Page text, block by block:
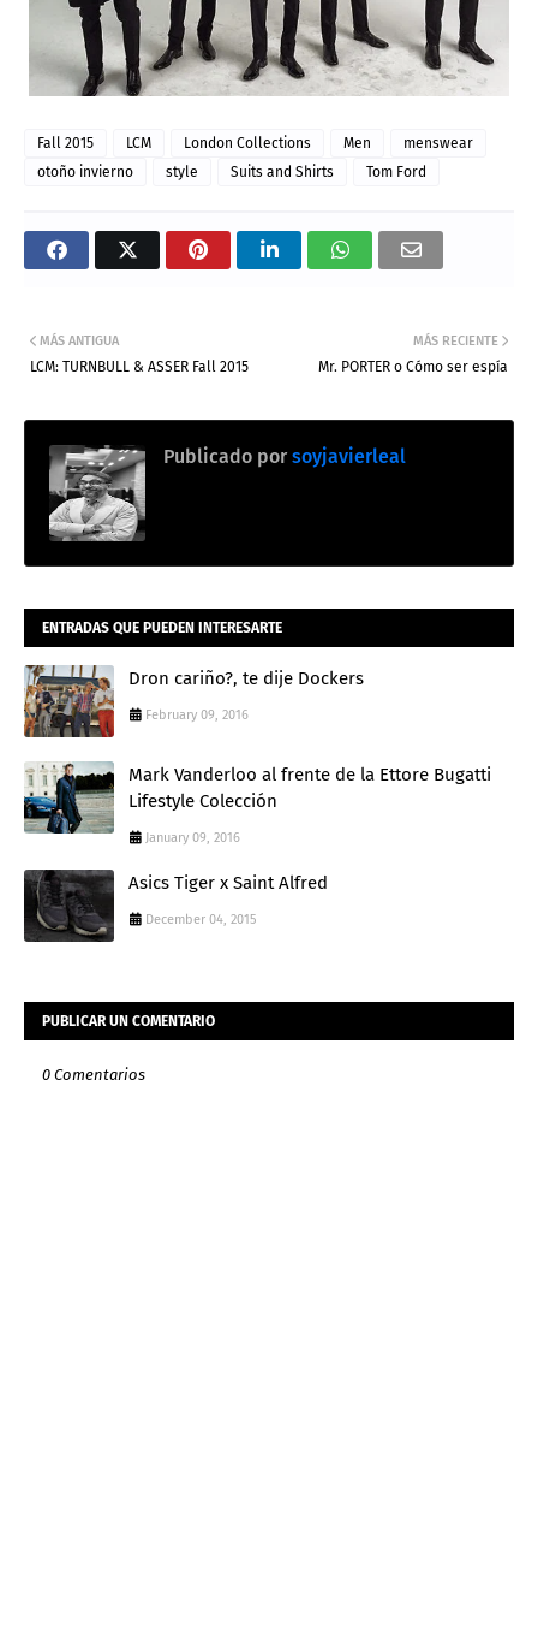
Fall 2015 LCM London Collections Men
menswear
otoño invierno
style Suits and Shirts Tom Ford
MÁS RECIENTE
Mr. PORTER o Cómo ser espía
MÁS ANTIGUA
LCM: TURNBULL & ASSER Fall 2015
Publicado por soyjavierleal
ENTRADAS QUE PUEDEN INTERESARTE
Dron cariño?, te dije Dockers
February 09, 2016
Mark Vanderloo al frente de la Ettore Bugatti
Lifestyle Colección
January 09, 2016
Asics Tiger x Saint Alfred
December 04, 2015
PUBLICAR UN COMENTARIO
0 Comentarios